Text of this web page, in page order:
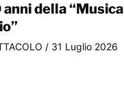
della “Musica
/ 31 Luglio 2026